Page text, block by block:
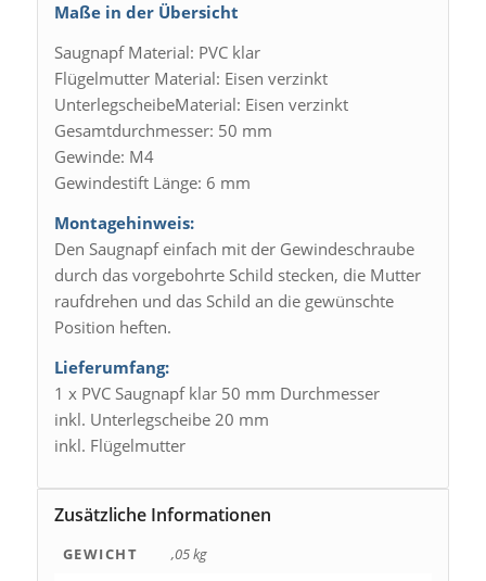
Maße in der Übersicht
Saugnapf Material: PVC klar
Flügelmutter Material: Eisen verzinkt
UnterlegscheibeMaterial: Eisen verzinkt
Gesamtdurchmesser: 50 mm
Gewinde: M4
Gewindestift Länge: 6 mm
Montagehinweis:
Den Saugnapf einfach mit der Gewindeschraube
durch das vorgebohrte Schild stecken, die Mutter
raufdrehen und das Schild an die gewünschte
Position heften.
Lieferumfang:
1 x PVC Saugnapf klar 50 mm Durchmesser
inkl. Unterlegscheibe 20 mm
inkl. Flügelmutter
Zusätzliche Informationen
GEWICHT
,05 kg